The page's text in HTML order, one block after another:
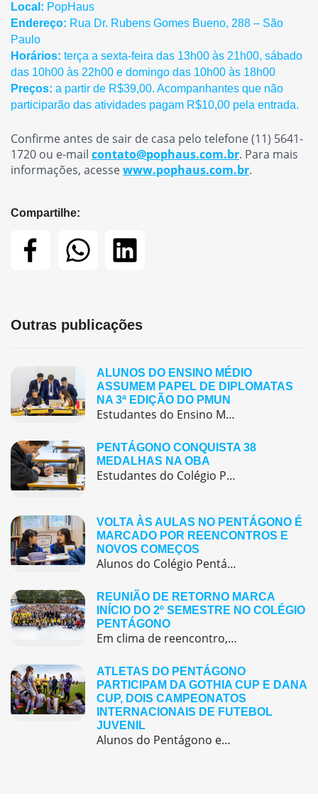
Local: PopHaus
Endereço: Rua Dr. Rubens Gomes Bueno, 288 – São
Paulo
Horários: terça a sexta-feira das 13h00 às 21h00, sábado
das 10h00 às 22h00 e domingo das 10h00 às 18h00
Preços: a partir de R$39,00. Acompanhantes que não
participarão das atividades pagam R$10,00 pela entrada.
Confirme antes de sair de casa pelo telefone (11) 5641-
1720 ou e-mail contato@pophaus.com.br. Para mais
informações, acessewww.pophaus.com.br.
Compartilhe:
Outras publicações
ALUNOS DO ENSINO MÉDIO
ASSUMEM PAPEL DE DIPLOMATAS
NA 3ª EDIÇÃO DO PMUN
Estudantes do Ensino Médio do Colégio Pentágono protagonizaram uma simulação da ONU, defendendo posições de países em comitês temáticos e vivenciando, na prática, negociações diplomáticas multilíngues.
PENTÁGONO CONQUISTA 38
MEDALHAS NA OBA
Estudantes do Colégio Pentágono conquistam excelente resultado na Olimpíada Brasileira de Astronomia e Astronáutica (OBA) 2025, somando 38 medalhas.
VOLTA ÀS AULAS NO PENTÁGONO É
MARCADO POR REENCONTROS E
NOVOS COMEÇOS
Alunos do Colégio Pentágono retornaram às aulas trazendo o entusiasmo dos reencontros e o desejo de seguir aprendendo com significado.
REUNIÃO DE RETORNO MARCA
INÍCIO DO 2º SEMESTRE NO COLÉGIO
PENTÁGONO
Em clima de reencontro, a equipe pedagógica participou da abertura do semestre letivo com treinamentos e simulação de emergência
ATLETAS DO PENTÁGONO
PARTICIPAM DA GOTHIA CUP E DANA
CUP, DOIS CAMPEONATOS
INTERNACIONAIS DE FUTEBOL
JUVENIL
Alunos do Pentágono embarcaram para a Europa, onde participaram de duas das maiores competições internacionais de futebol juvenil